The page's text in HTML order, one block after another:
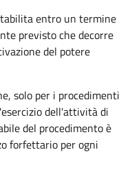
entro un termine
previsto che decorre
del potere
solo per i procedimenti
dell'attività di
del procedimento è
forfettario per ogni